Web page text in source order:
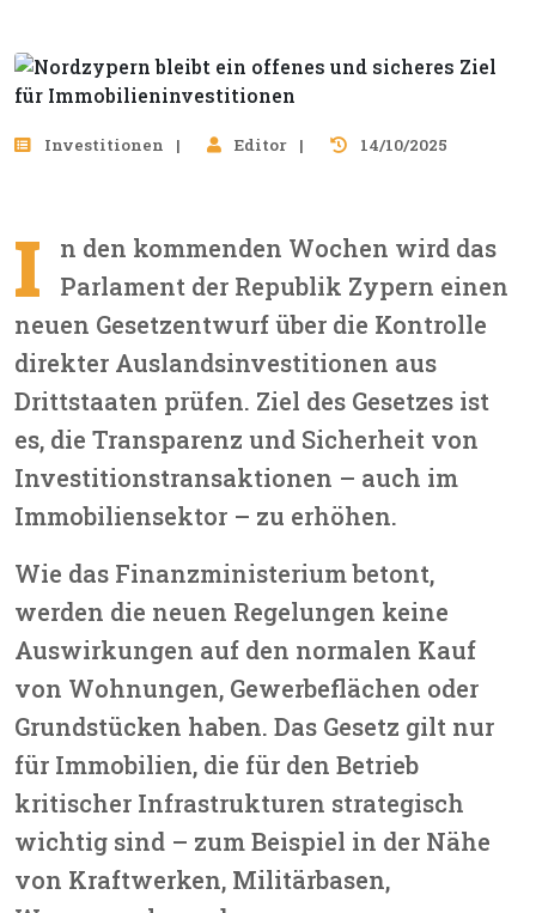
Investitionen Editor 14/10/2025
I
n den kommenden Wochen wird das
Parlament der Republik Zypern einen
neuen Gesetzentwurf über die Kontrolle
direkter Auslandsinvestitionen aus
Drittstaaten prüfen. Ziel des Gesetzes ist
es, die Transparenz und Sicherheit von
Investitionstransaktionen – auch im
Immobiliensektor – zu erhöhen.
Wie das Finanzministerium betont,
werden die neuen Regelungen keine
Auswirkungen auf den normalen Kauf
von Wohnungen, Gewerbeflächen oder
Grundstücken haben. Das Gesetz gilt nur
für Immobilien, die für den Betrieb
kritischer Infrastrukturen strategisch
wichtig sind – zum Beispiel in der Nähe
von Kraftwerken, Militärbasen,